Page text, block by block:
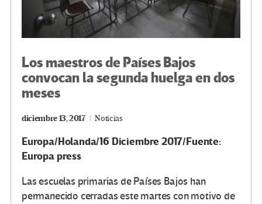
Los maestros de Países Bajos
convocan la segunda huelga en dos
meses
diciembre 13, 2017 Noticias
Europa/Holanda/16 Diciembre 2017/Fuente:
Europa press
Las escuelas primarias de Países Bajos han
permanecido cerradas este martes con motivo de